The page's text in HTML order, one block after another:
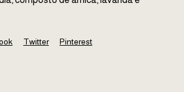
Twitter Pinterest